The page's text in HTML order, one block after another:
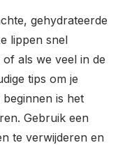
gehydrateerde
lippen snel
als we veel in de
tips om je
is het
Gebruik een
te verwijderen en